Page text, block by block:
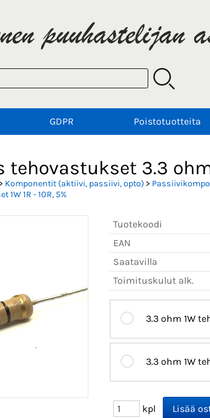
GDPR Poistotuotteita
tehovastukset 3.3 ohm
Komponentit (aktiivi, passiivi, opto) >
1W 1R - 10R, 5%
Tuotekoodi
EAN
Saatavilla
Toimituskulut alk.
3.3 ohm 1W
3.3 ohm 1W
kpl